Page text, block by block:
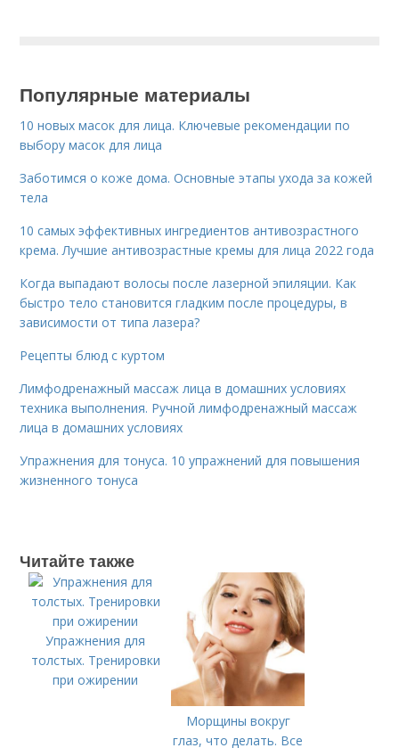
Популярные материалы
10 новых масок для лица. Ключевые рекомендации по
выбору масок для лица
Заботимся о коже дома. Основные этапы ухода за кожей
тела
10 самых эффективных ингредиентов антивозрастного
крема. Лучшие антивозрастные кремы для лица 2022 года
Когда выпадают волосы после лазерной эпиляции. Как
быстро тело становится гладким после процедуры, в
зависимости от типа лазера?
Рецепты блюд с куртом
Лимфодренажный массаж лица в домашних условиях
техника выполнения. Ручной лимфодренажный массаж
лица в домашних условиях
Упражнения для тонуса. 10 упражнений для повышения
жизненного тонуса
Читайте также
Упражнения для
толстых. Тренировки
при ожирении
Морщины вокруг
глаз, что делать. Все